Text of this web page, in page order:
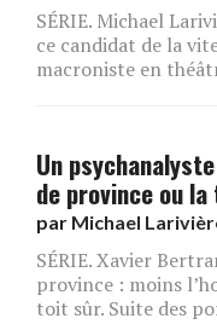
SÉRIE. Michael
ce candidat de la
macroniste en
Un
de province ou
par Michael
SÉRIE. Xavier
province : moins
toit sûr. Suite des